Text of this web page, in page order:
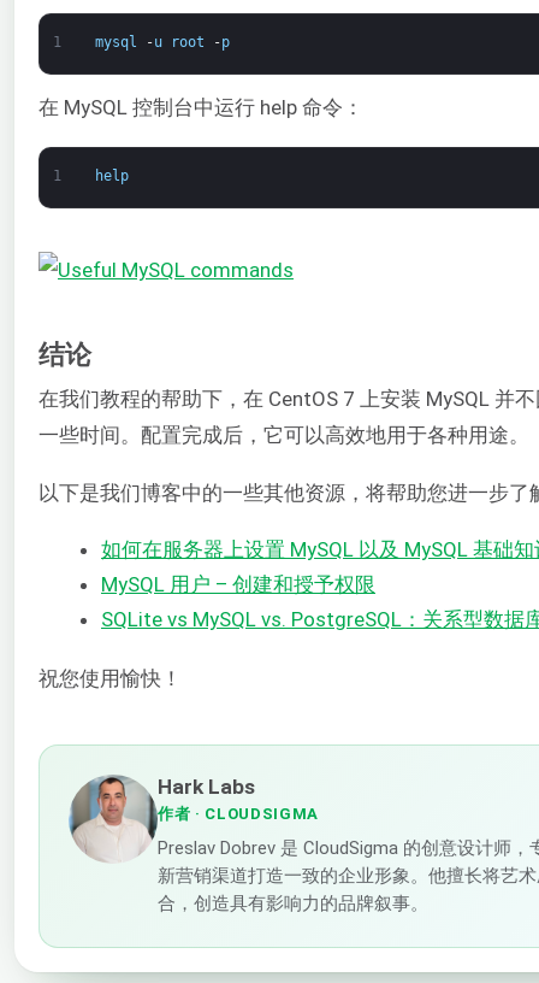
1 mysql -u root -p
在 MySQL 控制台中运行 help 命令：
1 help
结论
在我们教程的帮助下，在 CentOS 7 上安装 MySQL 并
一些时间。配置完成后，它可以高效地用于各种用途。
以下是我们博客中的一些其他资源，将帮助您进一步了
如何在服务器上设置 MySQL 以及 MySQL 基础知
MySQL 用户 – 创建和授予权限
SQLite vs MySQL vs. PostgreSQL：关系型数据
祝您使用愉快！
Hark Labs
作者 · CLOUDSIGMA
Preslav Dobrev 是 CloudSigma 的创意设计师
新营销渠道打造一致的企业形象。他擅长将艺
合，创造具有影响力的品牌叙事。